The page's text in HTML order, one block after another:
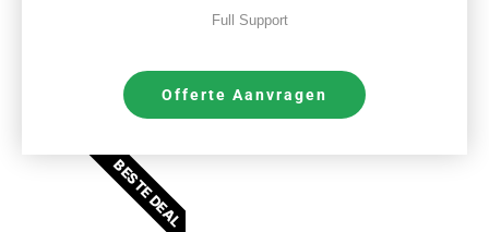
Full Support
Offerte Aanvragen
BESTE DEAL